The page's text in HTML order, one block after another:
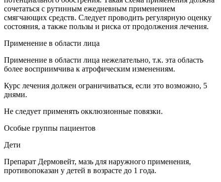
сочетаться с рутинным ежедневным применением
смягчающих средств. Следует проводить регулярную оценку
состояния, а также пользы и риска от продолжения лечения.
Применение в области лица
Применение в области лица нежелательно, т.к. эта область
более восприимчива к атрофическим изменениям.
Курс лечения должен ограничиваться, если это возможно, 5
днями.
Не следует применять окклюзионные повязки.
Особые группы пациентов
Дети
Препарат Дермовейт, мазь для наружного применения,
противопоказан у детей в возрасте до 1 года.